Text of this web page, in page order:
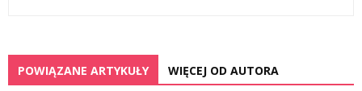
POWIĄZANE ARTYKUŁY WIĘCEJ OD AUTORA